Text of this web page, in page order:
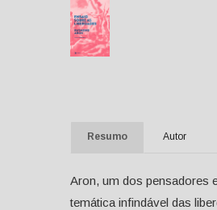
Resumo Autor
Aron, um dos pensadores
temática infindável das